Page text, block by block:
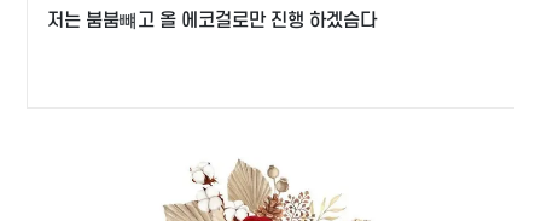
저는 붐붐뺴고 올 에코걸로만 진행 하겠슴다